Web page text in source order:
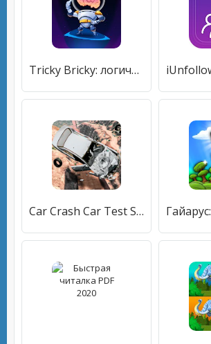
Tricky Bricky: логические игры и головоломки
Car Crash Car Test Simulator